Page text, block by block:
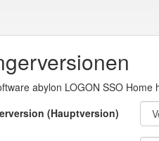
abylon LOGON SSO Home
(Hauptversion)